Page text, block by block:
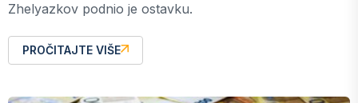
Zhelyazkov podnio je ostavku.
PROČITAJTE VIŠE